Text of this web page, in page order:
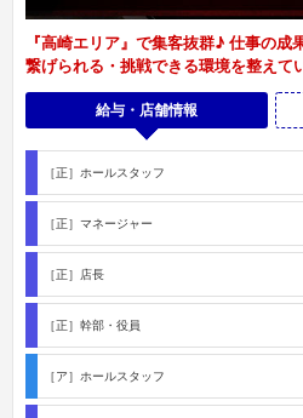
『高崎エリア』で集客抜群♪ 仕事の
繋げられる・挑戦できる環境を整えて
給与・店舗情報
［正］ホールスタッフ
［正］マネージャー
［正］店長
［正］幹部・役員
［ア］ホールスタッフ